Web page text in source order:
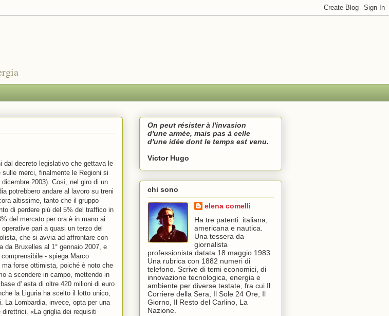
dal decreto legislativo che gettava le
merci, finalmente le Regioni si
2003). Così, nel giro di un
potrebbero andare al lavoro su treni
altissime, tanto che il gruppo
di perdere più del 5% del traffico in
del mercato per ora è in mano ai
pari a quasi un terzo del
che si avvia ad affrontare con
Bruxelles al 1° gennaio 2007, e
- spiega Marco
forse ottimista, poiché è noto che
a scendere in campo, mettendo in
d' asta di oltre 420 milioni di euro
la Liguria ha scelto il lotto unico,
La Lombardia, invece, opta per una
«La griglia dei requisiti
On peut résister à l'invasion
d'une armée, mais pas à celle
d'une idée dont le temps est venu.
Victor Hugo
chi sono
elena comelli
Ha tre patenti: italiana,
americana e nautica.
Una tessera da
giornalista
professionista datata 18 maggio 1983.
Una rubrica con 1882 numeri di
telefono. Scrive di temi economici, di
innovazione tecnologica, energia e
ambiente per diverse testate, fra cui Il
Corriere della Sera, Il Sole 24 Ore, Il
Giorno, Il Resto del Carlino, La
Nazione.